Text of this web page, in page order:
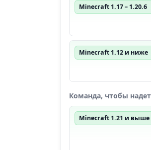
Minecraft 1.17 – 1.20.6
Minecraft 1.12 и ниже
Команда, чтобы
Minecraft 1.21 и выше